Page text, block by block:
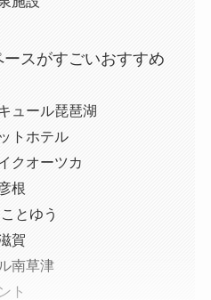
スがすごいおすすめ
ュール琵琶湖
トホテル
クオーツカ
根
とゆう
賀
南草津
ト